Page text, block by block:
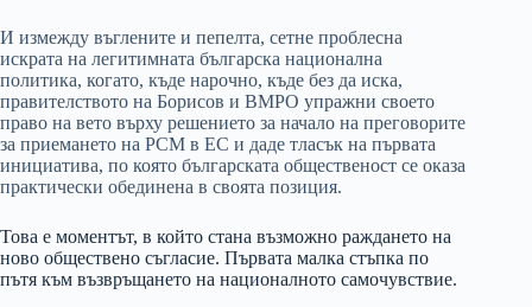
И измежду въглените и пепелта, сетне проблесна
искрата на легитимната българска национална
политика, когато, къде нарочно, къде без да иска,
правителството на Борисов и ВМРО упражни своето
право на вето върху решението за начало на преговорите
за приемането на РСМ в ЕС и даде тласък на първата
инициатива, по която българската общественост се оказа
практически обединена в своята позиция.
Това е моментът, в който стана възможно раждането на
ново обществено съгласие. Първата малка стъпка по
пътя към възвръщането на националното самочувствие.